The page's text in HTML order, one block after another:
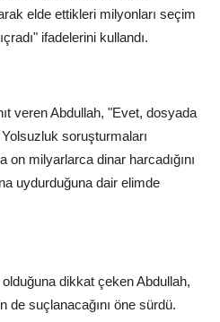
elde ettikleri milyonları seçim
ifadelerini kullandı.
veren Abdullah, "Evet, dosyada
soruşturmaları
on milyarlarca dinar harcadığını
uydurduğuna dair elimde
dikkat çeken Abdullah,
de suçlanacağını öne sürdü.